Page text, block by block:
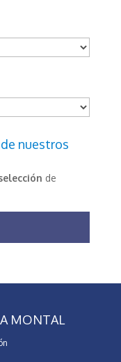
nuestros
de
MONTAL